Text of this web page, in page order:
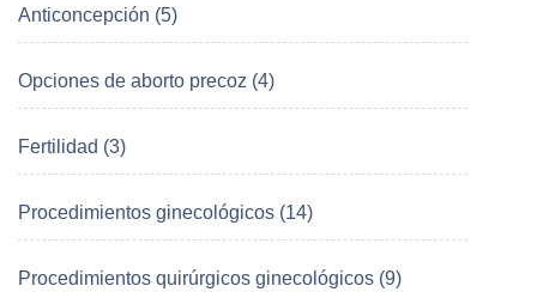
Anticoncepción (5)
Opciones de aborto precoz (4)
Fertilidad (3)
Procedimientos ginecológicos (14)
Procedimientos quirúrgicos ginecológicos (9)